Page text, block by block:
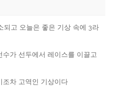
되고 오늘은 좋은 기상 속에 3라
가 선두에서 레이스를 이끌고
차 고역인 기상이다